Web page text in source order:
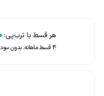
هر قسط با ترب‌پی:
۴ قسط ماهانه. بدون سود، چک و ضامن.